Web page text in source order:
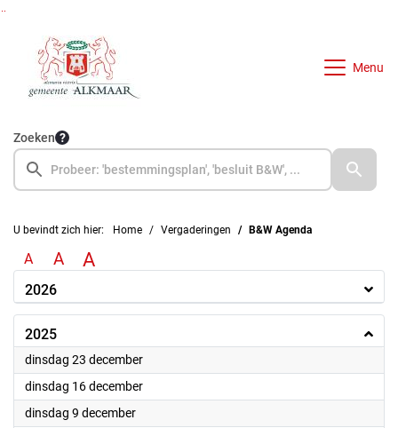
Menu
Zoeken
U bevindt zich hier: Home Vergaderingen B&W Agenda
A A A
2026
2025
dinsdag 23 december2025
dinsdag 16 december2025
dinsdag 9 december2025